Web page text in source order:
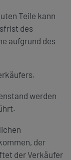
Teile kann
des
aufgrund des
werden
der
der Verkäufer